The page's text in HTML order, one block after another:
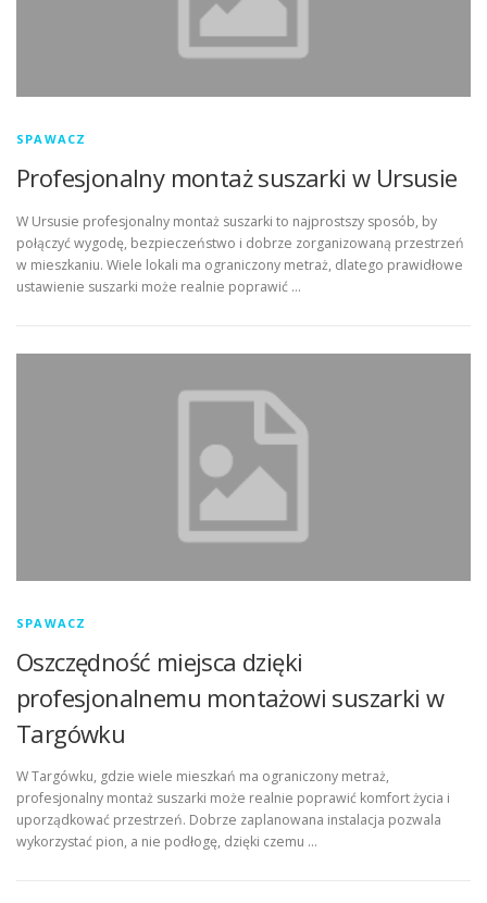
SPAWACZ
Profesjonalny montaż suszarki w Ursusie
W Ursusie profesjonalny montaż suszarki to najprostszy sposób, by
połączyć wygodę, bezpieczeństwo i dobrze zorganizowaną przestrzeń
w mieszkaniu. Wiele lokali ma ograniczony metraż, dlatego prawidłowe
ustawienie suszarki może realnie poprawić …
SPAWACZ
Oszczędność miejsca dzięki
profesjonalnemu montażowi suszarki w
Targówku
W Targówku, gdzie wiele mieszkań ma ograniczony metraż,
profesjonalny montaż suszarki może realnie poprawić komfort życia i
uporządkować przestrzeń. Dobrze zaplanowana instalacja pozwala
wykorzystać pion, a nie podłogę, dzięki czemu …